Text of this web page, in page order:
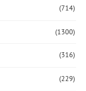
(714)
(1300)
(316)
(229)